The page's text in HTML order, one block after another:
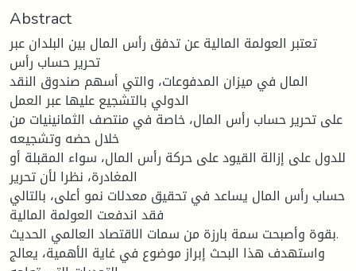
Abstract
تعتبر العولمة المالية عن تدفق رأس المال بين البلدان عبر
تحرير حساب رأس
المال في ميزان المدفوعات، والتي أسهم صندوق النقد
الدولي بالتشجيع عليها عبر العمل
على تحرير حساب رأس المال، خاصة في منتصف الثمانينيات من
خلال حضه وتشجيعه
للدول على إزالة القيود على حركة رأس المال، سواء المقبلة أو
المغادرة، نظرا لأن تحرير
حساب رأس المال يساعد في تحقيق معدلات نمو أعلى، بالتالي
فقد اندفعت العولمة المالية
بقوة وأصبحت سمة بارزة من سمات الاقتصاد العالمي الحديث.
واستهدف هذا البحث إبراز موضوع في غاية الأهمية، يعالج